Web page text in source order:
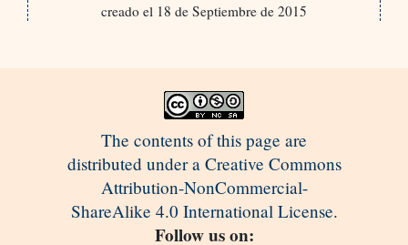
creado el 18 de Septiembre de 2015
The contents of this page are
distributed under a Creative Commons
Attribution-NonCommercial-
ShareAlike 4.0 International License.
Follow us on: